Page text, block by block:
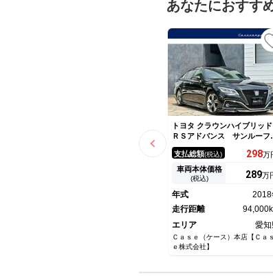
あなたにおすす
トヨタ クラウンハイブリッド
ＲＳアドバンス サンルー
黒ハーフレザー デジタルイン
ナミラー 純正エアロ ヘッ
アップディスプレイ 純正１
２．３型ナビ／フルセグＴ
ＡＷ シートヒーター ドラ
ブレコーダー ＥＴＣ
支払総額(税込) 298万
車両本体価格
(税込) 289万
年式
2018
走行距離
エリア
愛知
Ｃａｓｅ（ケース）本店【Ｃａｓ
ｅ株式会社】